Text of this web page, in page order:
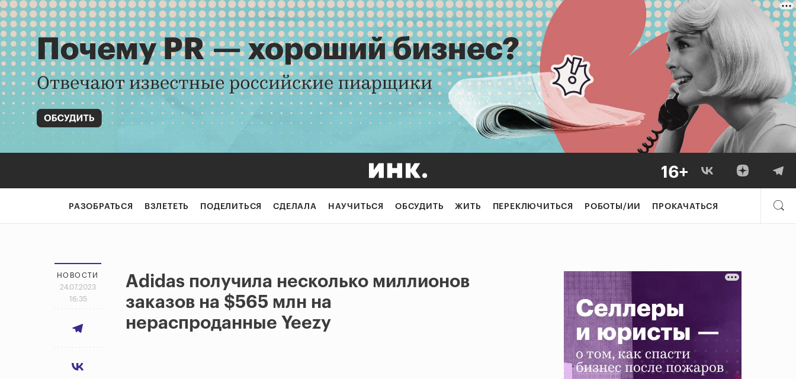
РАЗОБРАТЬСЯ ВЗЛЕТЕТЬ ПОДЕЛИТЬСЯ СДЕЛАЛА НАУЧИТЬСЯ ОБСУДИТЬ ЖИТЬ ПЕРЕКЛЮЧИТЬСЯ РОБОТЫ/ИИ ПРОКАЧАТЬСЯ
НОВОСТИ
24.07.2023
16:35
Adidas получила несколько миллионов
заказов на $565 млн на
нераспроданные Yeezy